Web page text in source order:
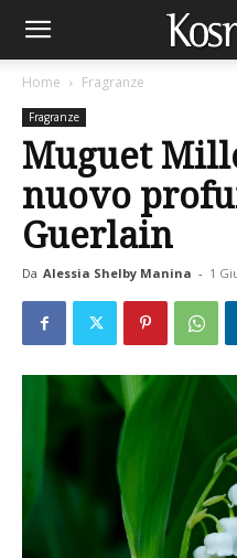
Home Fragranze
Fragranze
Muguet
nuovo
Guerlain
Da Alessia Shelby Manina - 1